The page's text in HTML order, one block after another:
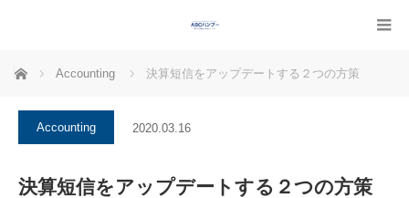
ホーム Accounting 決算短信をアップデートする２つの方策
Accounting 2020.03.16
決算短信をアップデートする２つの方策